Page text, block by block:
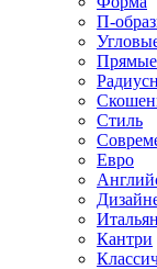
П-
Прямые
Стиль
Евро
Кантри